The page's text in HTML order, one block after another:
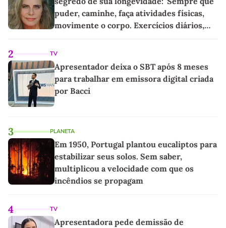
puder, caminhe, faça atividades físicas,
movimente o corpo. Exercícios diários,
2 TV
Apresentador deixa o SBT após 8 meses
para trabalhar em emissora digital criada
por Bacci
3 PLANETA
Em 1950, Portugal plantou eucaliptos para
estabilizar seus solos. Sem saber,
multiplicou a velocidade com que os
incêndios se propagam
4 TV
Apresentadora pede demissão de